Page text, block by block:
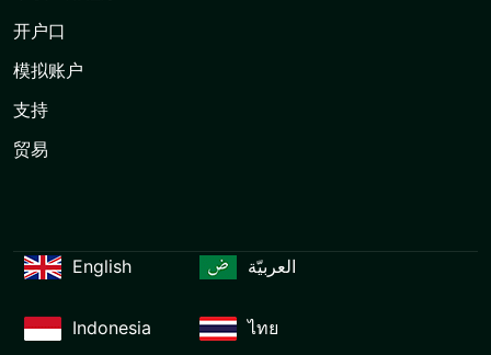
开户口
模拟账户
支持
贸易
English العربيّة
Indonesia ไทย